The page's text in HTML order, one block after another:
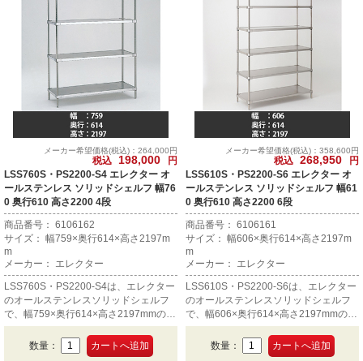
メーカー希望価格(税込)：264,000円
税込 198,000
円
LSS760S・PS2200-S4 エレクター オ
ールステンレス ソリッドシェルフ 幅76
0 奥行610 高さ2200 4段
商品番号： 6106162
サイズ： 幅759×奥行614×高さ2197m
m
メーカー： エレクター
LSS760S・PS2200-S4は、エレクター
のオールステンレスソリッドシェルフ
で、幅759×奥行614×高さ2197mmの4
段です。
数量：
メーカー希望価格(税込)：358,600円
税込 268,950
円
LSS610S・PS2200-S6 エレクター オ
ールステンレス ソリッドシェルフ 幅61
0 奥行610 高さ2200 6段
商品番号： 6106161
サイズ： 幅606×奥行614×高さ2197m
m
メーカー： エレクター
LSS610S・PS2200-S6は、エレクター
のオールステンレスソリッドシェルフ
で、幅606×奥行614×高さ2197mmの6
段です。
数量：